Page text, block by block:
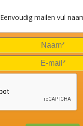
Eenvoudig mailen vul